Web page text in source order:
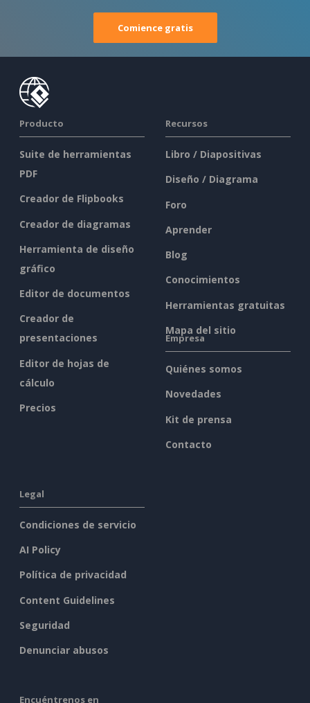
Comience gratis
Producto
Suite de herramientas
PDF
Creador de Flipbooks
Creador de diagramas
Herramienta de diseño
gráfico
Editor de documentos
Creador de
presentaciones
Editor de hojas de
cálculo
Precios
Recursos
Libro / Diapositivas
Diseño / Diagrama
Foro
Aprender
Blog
Conocimientos
Herramientas gratuitas
Mapa del sitio
Empresa
Quiénes somos
Novedades
Kit de prensa
Contacto
Legal
Condiciones de servicio
AI Policy
Política de privacidad
Content Guidelines
Seguridad
Denunciar abusos
Encuéntrenos en